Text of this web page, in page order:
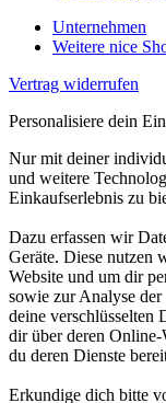
Unternehmen
Weitere nice
Vertrag widerrufen
Personalisiere dein
Nur mit deiner
und weitere
Einkaufserlebnis zu
Dazu erfassen wir
Geräte. Diese nutzen
Website und um dir
sowie zur Analyse
deine verschlüsselten
dir über deren Online-
du deren Dienste
Erkundige dich bitte